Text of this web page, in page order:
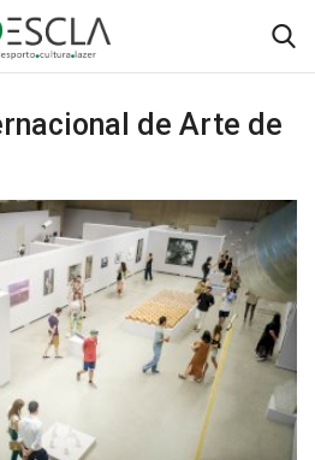
Registar
de Arte de